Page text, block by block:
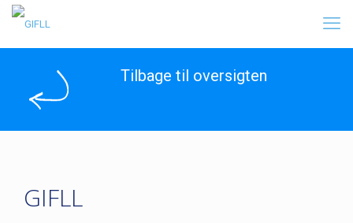
Tilbage til oversigten
GIFLL